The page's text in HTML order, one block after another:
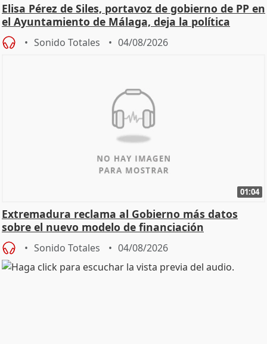
Elisa Pérez de Siles, portavoz de gobierno de PP en
el Ayuntamiento de Málaga, deja la política
Sonido Totales 04/08/2026
01:04
Extremadura reclama al Gobierno más datos
sobre el nuevo modelo de financiación
Sonido Totales 04/08/2026